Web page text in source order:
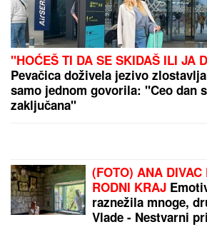
"HOĆEŠ TI DA SE SKIDAŠ ILI JA
Pevačica doživela jezivo
samo jednom govorila: "Ceo dan
zaključana"
(FOTO) ANA
RODNI KRAJ
raznežila mnoge,
Vlade - Nestvarni